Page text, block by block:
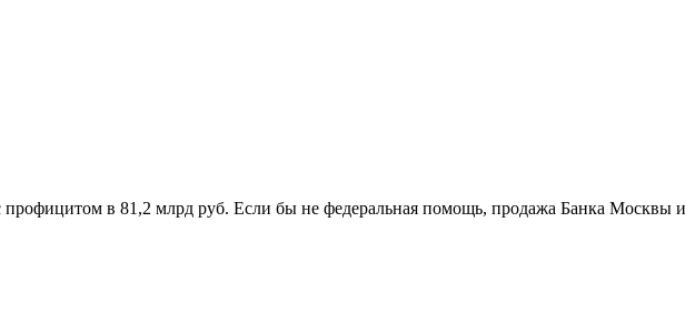
в 81,2 млрд руб. Если бы не федеральная помощь, продажа Банка Москвы